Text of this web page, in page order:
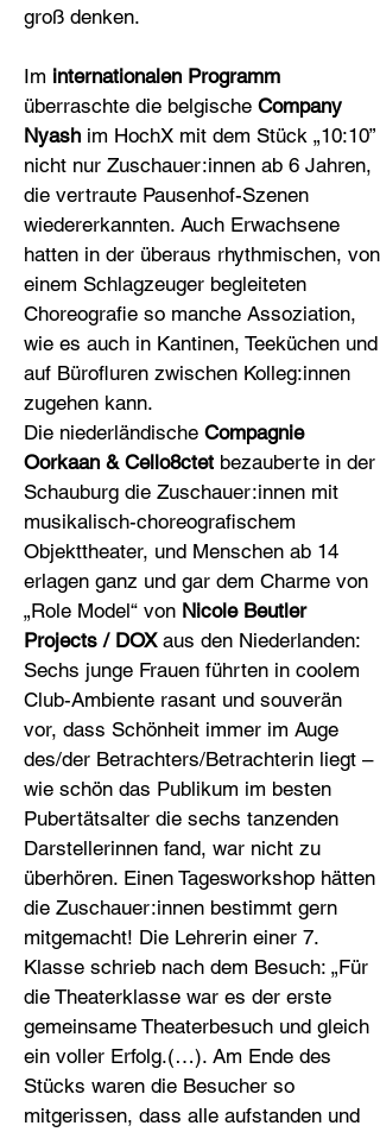
groß denken.
Im internationalen Programm
überraschte die belgische Company
Nyash im HochX mit dem Stück „10:10”
nicht nur Zuschauer:innen ab 6 Jahren,
die vertraute Pausenhof-Szenen
wiedererkannten. Auch Erwachsene
hatten in der überaus rhythmischen, von
einem Schlagzeuger begleiteten
Choreografie so manche Assoziation,
wie es auch in Kantinen, Teeküchen und
auf Bürofluren zwischen Kolleg:innen
zugehen kann.
Die niederländische Compagnie
Oorkaan & Cello8ctet bezauberte in der
Schauburg die Zuschauer:innen mit
musikalisch-choreografischem
Objekttheater, und Menschen ab 14
erlagen ganz und gar dem Charme von
„Role Model“ von Nicole Beutler
Projects / DOX aus den Niederlanden:
Sechs junge Frauen führten in coolem
Club-Ambiente rasant und souverän
vor, dass Schönheit immer im Auge
des/der Betrachters/Betrachterin liegt –
wie schön das Publikum im besten
Pubertätsalter die sechs tanzenden
Darstellerinnen fand, war nicht zu
überhören. Einen Tagesworkshop hätten
die Zuschauer:innen bestimmt gern
mitgemacht! Die Lehrerin einer 7.
Klasse schrieb nach dem Besuch: „Für
die Theaterklasse war es der erste
gemeinsame Theaterbesuch und gleich
ein voller Erfolg.(…). Am Ende des
Stücks waren die Besucher so
mitgerissen, dass alle aufstanden und